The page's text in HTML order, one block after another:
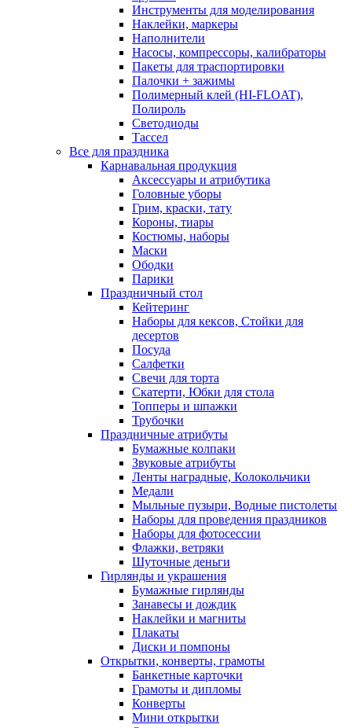
Инструменты для моделирования
Наклейки, маркеры
Наполнители
Насосы, компрессоры, калибраторы
Пакеты для траспортировки
Палочки + зажимы
Полимерный клей (HI-FLOAT),
Полироль
Светодиоды
Тассел
Все для праздника
Карнавальная продукция
Аксессуары и атрибутика
Головные уборы
Грим, краски, тату
Короны, тиары
Костюмы, наборы
Маски
Ободки
Парики
Праздничный стол
Кейтеринг
Наборы для кексов, Стойки для
десертов
Посуда
Салфетки
Свечи для торта
Скатерти, Юбки для стола
Топперы и шпажки
Трубочки
Праздничные атрибуты
Бумажные колпаки
Звуковые атрибуты
Ленты наградные, Колокольчики
Медали
Мыльные пузыри, Водные пистолеты
Наборы для проведения праздников
Наборы для фотосессии
Флажки, ветряки
Шуточные деньги
Гирлянды и украшения
Бумажные гирлянды
Занавесы и дождик
Наклейки и магниты
Плакаты
Диски и помпоны
Открытки, конверты, грамоты
Банкетные карточки
Грамоты и дипломы
Конверты
Мини открытки